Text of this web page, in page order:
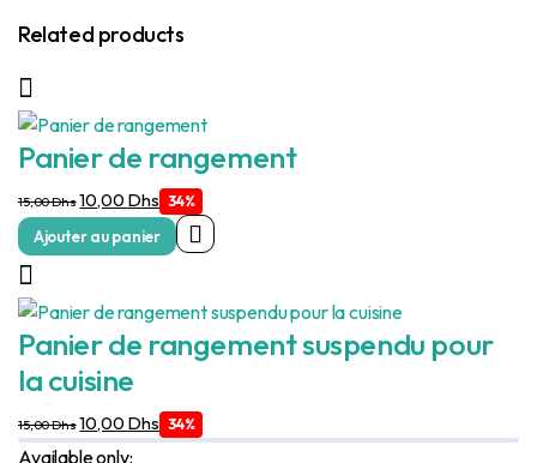
Related products
Panier de rangement
15,00DhsLe
prix
initial
15,00 Dhs.
10,00 DhsLe
prix
actuel
10,00 Dhs.
34%
Ajouter au panier
Panier de rangement suspendu pour
la cuisine
15,00DhsLe
prix
10,00 DhsLe
prix
34%
Available only: